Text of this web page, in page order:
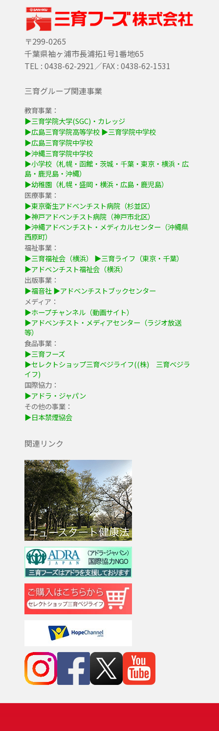
〒299-0265
千葉県袖ヶ浦市長浦拓1号1番地65
TEL : 0438-62-2921／FAX : 0438-62-1531
三育グループ関連事業
教育事業：
▶三育学院大学(SGC)・カレッジ
▶広島三育学院高等学校▶三育学院中学校
▶広島三育学院中学校
▶沖縄三育学院中学校
▶小学校（札幌・函館・茨城・千葉・東京・横浜・広
島・鹿児島・沖縄）
▶幼稚園（札幌・盛岡・横浜・広島・鹿児島）
医療事業：
▶東京衛生アドベンチスト病院（杉並区）
▶神戸アドベンチスト病院（神戸市北区）
▶沖縄アドベンチスト・メディカルセンター（沖縄県
西原町）
福祉事業：
▶三育福祉会（横浜）
▶三育ライフ（東京・千葉）
▶アドベンチスト福祉会（横浜）
出版事業：
▶福音社▶アドベンチストブックセンター
メディア：
▶ホープチャンネル（動画サイト）
▶アドベンチスト・メディアセンター（ラジオ放送
等）
食品事業：
▶三育フーズ
▶セレクトショップ三育ベジライフ((株) 三育ベジラ
イフ)
国際協力：
▶アドラ・ジャパン
その他の事業：
▶日本禁煙協会
関連リンク